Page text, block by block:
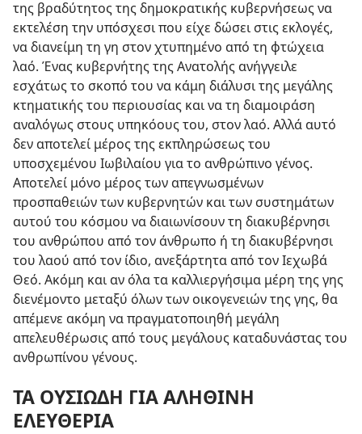
της βραδύτητος της δημοκρατικής κυβερνήσεως να
εκτελέση την υπόσχεσι που είχε δώσει στις εκλογές,
να διανείμη τη γη στον χτυπημένο από τη φτώχεια
λαό. Ένας κυβερνήτης της Ανατολής ανήγγειλε
εσχάτως το σκοπό του να κάμη διάλυσι της μεγάλης
κτηματικής του περιουσίας και να τη διαμοιράση
αναλόγως στους υπηκόους του, στον λαό. Αλλά αυτό
δεν αποτελεί μέρος της εκπληρώσεως του
υποσχεμένου Ιωβιλαίου για το ανθρώπινο γένος.
Αποτελεί μόνο μέρος των απεγνωσμένων
προσπαθειών των κυβερνητών και των συστημάτων
αυτού του κόσμου να διαιωνίσουν τη διακυβέρνησι
του ανθρώπου από τον άνθρωπο ή τη διακυβέρνησι
του λαού από τον ίδιο, ανεξάρτητα από τον Ιεχωβά
Θεό. Ακόμη και αν όλα τα καλλιεργήσιμα μέρη της γης
διενέμοντο μεταξύ όλων των οικογενειών της γης, θα
απέμενε ακόμη να πραγματοποιηθή μεγάλη
απελευθέρωσις από τους μεγάλους καταδυνάστας του
ανθρωπίνου γένους.
ΤΑ ΟΥΣΙΩΔΗ ΓΙΑ ΑΛΗΘΙΝΗ
ΕΛΕΥΘΕΡΙΑ